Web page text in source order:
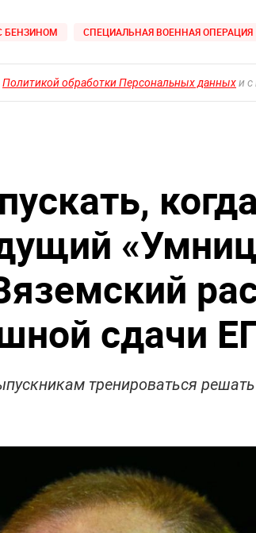
БЕНЗИНОМ СПЕЦИАЛЬНАЯ ВОЕННАЯ ОПЕРАЦИЯ
Политикой обработки Персональных данныхи с
сдачи
тренироваться